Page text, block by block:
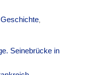
Geschichte,
Seinebrücke in